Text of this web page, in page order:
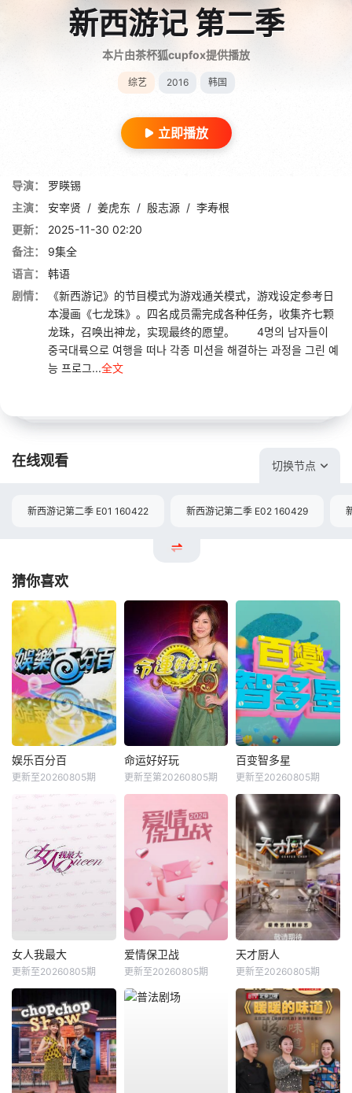
新西游记 第二季
本片由茶杯狐cupfox提供播放
综艺 2016 韩国
立即播放
导演：
罗䁐锡
主演：
安宰贤 / 姜虎东 / 殷志源 / 李寿根
更新：
2025-11-30 02:20
备注：
9集全
语言：
韩语
剧情：
《新西游记》的节目模式为游戏通关模式，游戏设定参考日
本漫画《七龙珠》。四名成员需完成各种任务，收集齐七颗
龙珠，召唤出神龙，实现最终的愿望。 4명의 남자들이
중국대륙으로 여행을 떠나 각종 미션을 해결하는 과정을 그린 예
능 프로그...全文
在线观看 切换节点
新西游记第二季 E01 160422 新西游记第二季 E02 160429
猜你喜欢
娱乐百分百
更新至20260805期
命运好好玩
更新至第20260805期
百变智多星
更新至20260805期
女人我最大
更新至20260805期
爱情保卫战
更新至20260805期
天才厨人
更新至20260805期